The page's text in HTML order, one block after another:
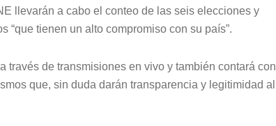
llevarán a cabo el conteo de las seis elecciones y
“que tienen un alto compromiso con su país”.
través de transmisiones en vivo y también contará con
que, sin duda darán transparencia y legitimidad al